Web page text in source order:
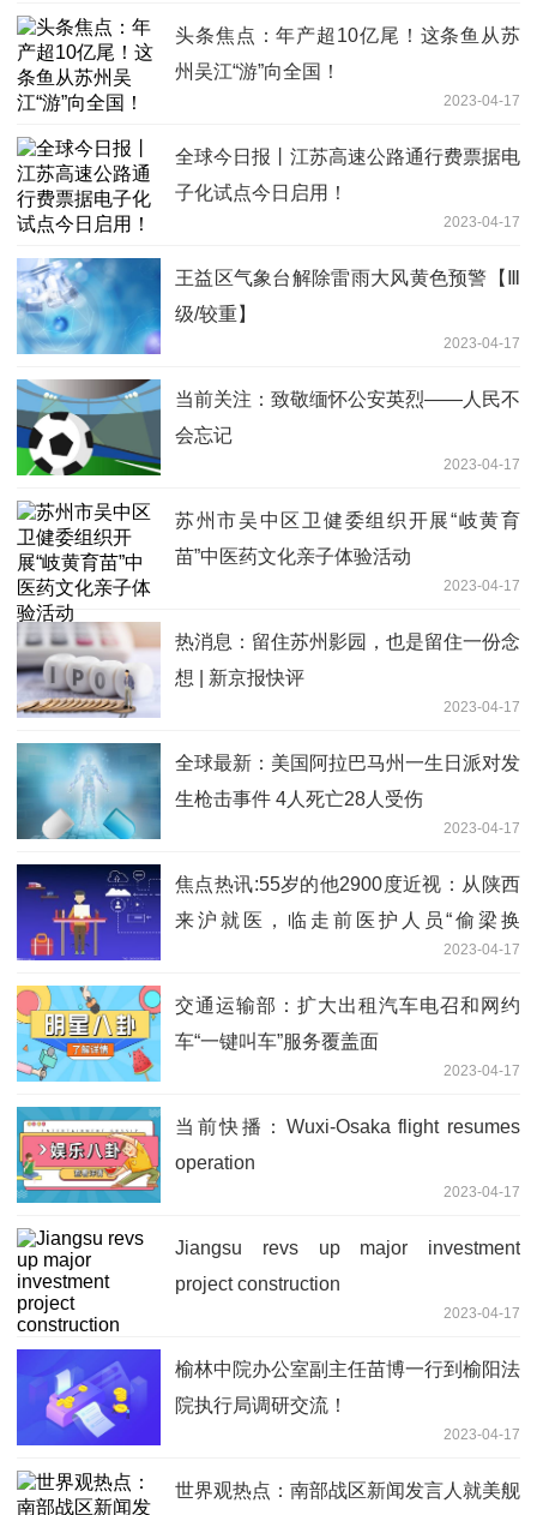
头条焦点：年产超10亿尾！这条鱼从苏
州吴江“游”向全国！
2023-04-17
全球今日报丨江苏高速公路通行费票据电
子化试点今日启用！
2023-04-17
王益区气象台解除雷雨大风黄色预警【Ⅲ
级/较重】
2023-04-17
当前关注：致敬缅怀公安英烈——人民不
会忘记
2023-04-17
苏州市吴中区卫健委组织开展“岐黄育
苗”中医药文化亲子体验活动
2023-04-17
热消息：留住苏州影园，也是留住一份念
想 | 新京报快评
2023-04-17
全球最新：美国阿拉巴马州一生日派对发
生枪击事件 4人死亡28人受伤
2023-04-17
焦点热讯:55岁的他2900度近视：从陕西
来沪就医，临走前医护人员“偷梁换
2023-04-17
交通运输部：扩大出租汽车电召和网约
车“一键叫车”服务覆盖面
2023-04-17
当前快播：Wuxi-Osaka flight resumes
operation
2023-04-17
Jiangsu revs up major investment
project construction
2023-04-17
榆林中院办公室副主任苗博一行到榆阳法
院执行局调研交流！
2023-04-17
世界观热点：南部战区新闻发言人就美舰